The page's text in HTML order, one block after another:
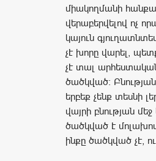
միակողմանի
վերաբերվելով ոչ
կայուն
չէ խորը վարել,
չէ տալ
ծածկված։
երբեք չենք տեսնի
վայրի բնության
ծածկված է
ինքը ծածկված չէ,